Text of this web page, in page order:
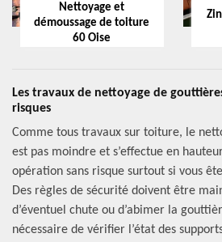
Nettoyage et
démoussage de toiture
60 Oise
Les travaux de nettoyage de
risques
Comme tous travaux sur toiture, le
est pas moindre et s’effectue en
opération sans risque surtout si vous
Des règles de sécurité doivent être
d’éventuel chute ou d’abimer la
nécessaire de vérifier l’état des